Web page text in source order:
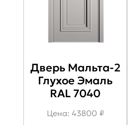
Дверь Мальта-2
Глухое Эмаль
RAL 7040
Цена: 43800 ₽